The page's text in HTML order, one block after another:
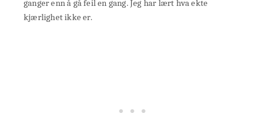
ganger enn å gå feil en gang. Jeg har lært hva ekte
kjærlighet ikke er.